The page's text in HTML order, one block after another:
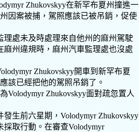
Zhukovskyy在新罕布夏州撞進一
因案被捕，駕照應該已被吊銷，促使
處未及時處理來自他州的麻州駕駛
州違規時，麻州汽車監理處也沒處
Zhukovskyy開車到新罕布夏
該已經把他的駕照吊銷了。
Volodymyr Zhukovskyy面對疏忽置人
生前六星期， Volodymyr Zhukovskyy
採取行動。在審查Volodymyr